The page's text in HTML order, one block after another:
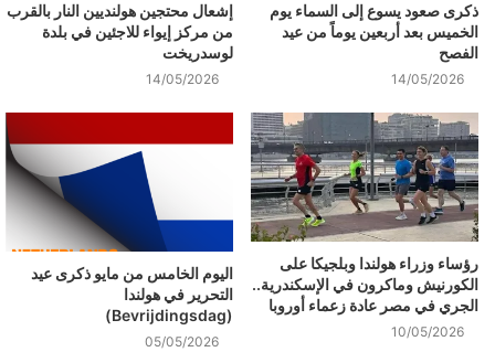
ذكرى صعود يسوع إلى السماء يوم
الخميس بعد أربعين يوماً من عيد
الفصح
14/05/2026
إشعال محتجين هولنديين النار بالقرب
من مركز إيواء للاجئين في بلدة
لوسدريخت
14/05/2026
رؤساء وزراء هولندا وبلجيكا على
الكورنيش وماكرون في الإسكندرية..
الجري في مصر عادة زعماء أوروبا
10/05/2026
اليوم الخامس من مايو ذكرى عيد
التحرير في هولندا
(Bevrijdingsdag)
05/05/2026